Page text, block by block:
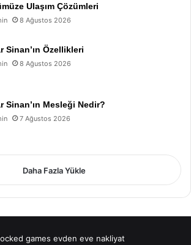
Ulaşım Çözümleri
8 Ağustos 2026
Sinan’ın Özellikleri
8 Ağustos 2026
Sinan’ın Mesleği Nedir?
7 Ağustos 2026
Daha Fazla Yükle
games evden eve nakliyat